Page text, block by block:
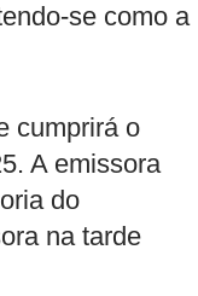
se como a
cumprirá o
A emissora
do
na tarde